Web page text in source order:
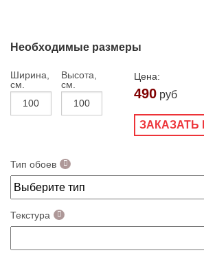
Необходимые размеры
Ширина,
см.
Высота,
см.
Цена:
490 руб
ЗАКАЗАТЬ
Тип обоев
Текстура